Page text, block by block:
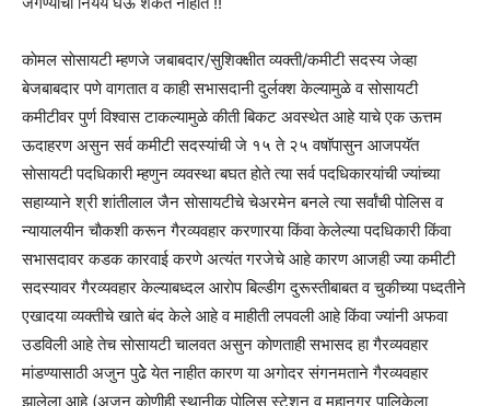
काेमल साेसायटी म्हणजे जबाबदार/सुशिक्क्षीत व्यक्ती/कमीटी सदस्य जेव्हा
बेजबाबदार पणे वागतात व काही सभासदानी दुर्लक्श केल्यामुळे व साेसायटी
कमीटीवर पुर्ण विश्वास टाकल्यामुळे कीती बिकट अवस्थेत आहे याचे एक ऊत्तम
ऊदाहरण असुन सर्व कमीटी सदस्यांची जे १५ ते २५ वषाॅपासुन आजपयॅत
साेसायटी पदधिकारी म्हणुन व्यवस्था बघत हाेते त्या सर्व पदधिकारयांची ज्यांच्या
सहाय्याने श्री शांतीलाल जैन साेसायटीचे चेअरमेन बनले त्या सर्वांची पाेलिस व
न्यायालयीन चाैकशी करून गैरव्यवहार करणारया किंवा केलेल्या पदधिकारी किंवा
सभासदावर कडक कारवाई करणे अत्यंत गरजेचे आहे कारण आजही ज्या कमीटी
सदस्यावर गैरव्यवहार केल्याबध्दल आराेप बिल्डीग दुरूस्तीबाबत व चुकीच्या पध्दतीने
एखादया व्यक्तीचे खाते बंद केले आहे व माहीती लपवली आहे किंवा ज्यांनी अफवा
उडविली आहे तेच साेसायटी चालवत असुन काेणताही सभासद हा गैरव्यवहार
मांडण्यासाठी अजुन पुढेे येत नाहीत कारण या अगाेदर संगनमताने गैरव्यवहार
झालेला आहे (अजुन काेणीही स्थानीक पाेलिस स्टेशन व महानगर पालिकेला